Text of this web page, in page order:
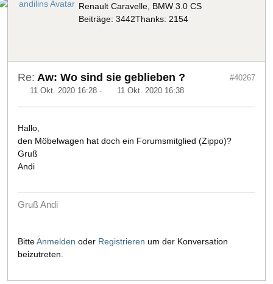
Renault Caravelle, BMW 3.0 CS
Beiträge: 3442Thanks: 2154
Re: Aw: Wo sind sie geblieben ?
11 Okt. 2020 16:28 - 11 Okt. 2020 16:38
#40267
Hallo,
den Möbelwagen hat doch ein Forumsmitglied (Zippo)?
Gruß
Andi
Gruß Andi
BitteAnmelden oder Registrieren um der Konversation
beizutreten.